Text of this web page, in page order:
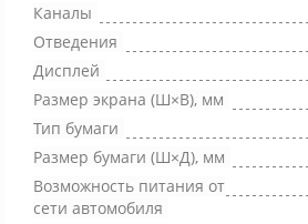
Каналы
Отведения
Дисплей
Размер экрана (Ш×В), мм
Тип бумаги
Размер бумаги (Ш×Д), мм
Возможность питания от
сети автомобиля